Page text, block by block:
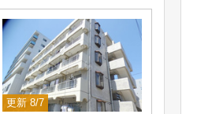
更新 8/7